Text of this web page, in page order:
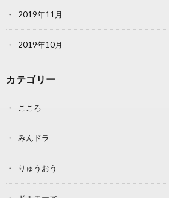
2019年11月
2019年10月
カテゴリー
こころ
みんドラ
りゅうおう